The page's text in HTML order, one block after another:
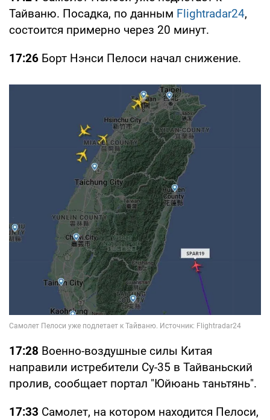
Тайваню. Посадка, по данным Flightradar24,
состоится примерно через 20 минут.
17:26 Борт Нэнси Пелоси начал снижение.
17:28 Военно-воздушные силы Китая
направили истребители Су-35 в Тайваньский
пролив, сообщает портал "Юйюань таньтянь".
17:33 Самолет, на котором находится Пелоси,